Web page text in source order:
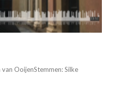
van OoijenStemmen: Silke